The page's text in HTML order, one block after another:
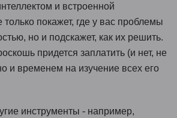
и встроенной
покажет, где у вас проблемы
но и подскажет, как их решить.
придется заплатить (и нет, не
и временем на изучение всех его
инструменты - например,